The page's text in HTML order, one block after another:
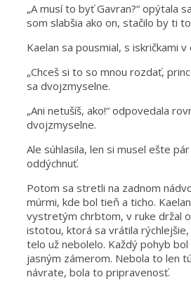
„A musí to byť Gavran?“ opýtala
som slabšia ako on, stačilo by ti
Kaelan sa pousmial, s iskričkami v
„Chceš si to so mnou rozdať,
sa dvojzmyselne.
„Ani netušíš, ako!“ odpovedala
dvojzmyselne.
Ale súhlasila, len si musel ešte
oddýchnuť.
Potom sa stretli na zadnom
múrmi, kde bol tieň a ticho.
vystretým chrbtom, v ruke držal
istotou, ktorá sa vrátila rýchlejšie,
telo už nebolelo. Každý pohyb
jasným zámerom. Nebola to len
návrate, bola to pripravenosť.